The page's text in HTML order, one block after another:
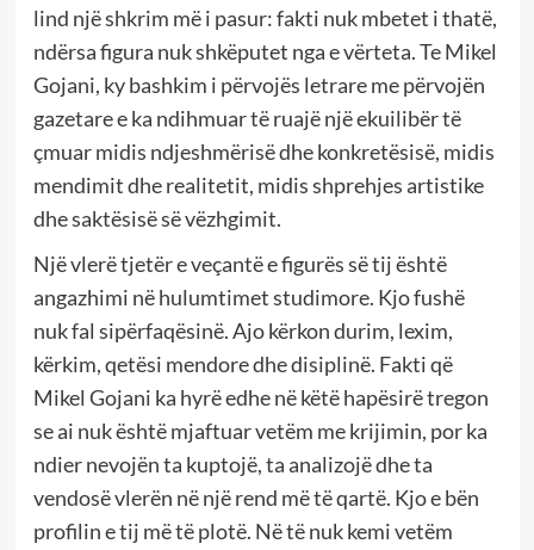
lind një shkrim më i pasur: fakti nuk mbetet i thatë,
ndërsa figura nuk shkëputet nga e vërteta. Te Mikel
Gojani, ky bashkim i përvojës letrare me përvojën
gazetare e ka ndihmuar të ruajë një ekuilibër të
çmuar midis ndjeshmërisë dhe konkretësisë, midis
mendimit dhe realitetit, midis shprehjes artistike
dhe saktësisë së vëzhgimit.
Një vlerë tjetër e veçantë e figurës së tij është
angazhimi në hulumtimet studimore. Kjo fushë
nuk fal sipërfaqësinë. Ajo kërkon durim, lexim,
kërkim, qetësi mendore dhe disiplinë. Fakti që
Mikel Gojani ka hyrë edhe në këtë hapësirë tregon
se ai nuk është mjaftuar vetëm me krijimin, por ka
ndier nevojën ta kuptojë, ta analizojë dhe ta
vendosë vlerën në një rend më të qartë. Kjo e bën
profilin e tij më të plotë. Në të nuk kemi vetëm